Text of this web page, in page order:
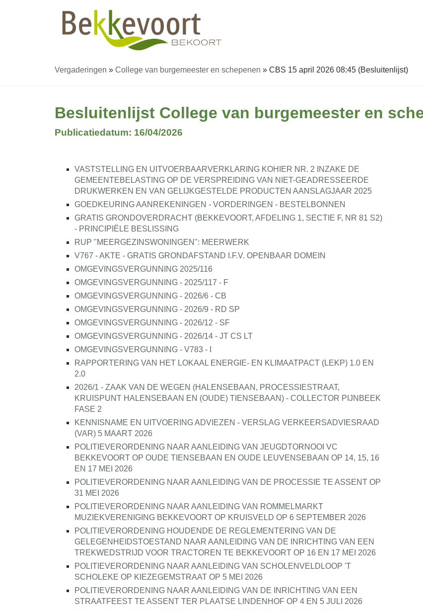
Vergaderingen » College van burgemeester en schepenen » CBS 15 april 2026 08:45 (Besluitenlijst)
Besluitenlijst College van burgemeester en
Publicatiedatum: 16/04/2026
VASTSTELLING EN UITVOERBAARVERKLARING KOHIER NR. 2 INZAKE DE
GEMEENTEBELASTING OP DE VERSPREIDING VAN NIET-GEADRESSEERDE
DRUKWERKEN EN VAN GELIJKGESTELDE PRODUCTEN AANSLAGJAAR 2025
GOEDKEURING AANREKENINGEN - VORDERINGEN - BESTELBONNEN
GRATIS GRONDOVERDRACHT (BEKKEVOORT, AFDELING 1, SECTIE F, NR 81 S2)
- PRINCIPIËLE BESLISSING
RUP "MEERGEZINSWONINGEN": MEERWERK
V767 - AKTE - GRATIS GRONDAFSTAND I.F.V. OPENBAAR DOMEIN
OMGEVINGSVERGUNNING 2025/116
OMGEVINGSVERGUNNING - 2025/117 - F
OMGEVINGSVERGUNNING - 2026/6 - CB
OMGEVINGSVERGUNNING - 2026/9 - RD SP
OMGEVINGSVERGUNNING - 2026/12 - SF
OMGEVINGSVERGUNNING - 2026/14 - JT CS LT
OMGEVINGSVERGUNNING - V783 - I
RAPPORTERING VAN HET LOKAAL ENERGIE- EN KLIMAATPACT (LEKP) 1.0 EN
2.0
2026/1 - ZAAK VAN DE WEGEN (HALENSEBAAN, PROCESSIESTRAAT,
KRUISPUNT HALENSEBAAN EN (OUDE) TIENSEBAAN) - COLLECTOR PIJNBEEK
FASE 2
KENNISNAME EN UITVOERING ADVIEZEN - VERSLAG VERKEERSADVIESRAAD
(VAR) 5 MAART 2026
POLITIEVERORDENING NAAR AANLEIDING VAN JEUGDTORNOOI VC
BEKKEVOORT OP OUDE TIENSEBAAN EN OUDE LEUVENSEBAAN OP 14, 15, 16
EN 17 MEI 2026
POLITIEVERORDENING NAAR AANLEIDING VAN DE PROCESSIE TE ASSENT OP
31 MEI 2026
POLITIEVERORDENING NAAR AANLEIDING VAN ROMMELMARKT
MUZIEKVERENIGING BEKKEVOORT OP KRUISVELD OP 6 SEPTEMBER 2026
POLITIEVERORDENING HOUDENDE DE REGLEMENTERING VAN DE
GELEGENHEIDSTOESTAND NAAR AANLEIDING VAN DE INRICHTING VAN EEN
TREKWEDSTRIJD VOOR TRACTOREN TE BEKKEVOORT OP 16 EN 17 MEI 2026
POLITIEVERORDENING NAAR AANLEIDING VAN SCHOLENVELDLOOP 'T
SCHOLEKE OP KIEZEGEMSTRAAT OP 5 MEI 2026
POLITIEVERORDENING NAAR AANLEIDING VAN DE INRICHTING VAN EEN
STRAATFEEST TE ASSENT TER PLAATSE LINDENHOF OP 4 EN 5 JULI 2026